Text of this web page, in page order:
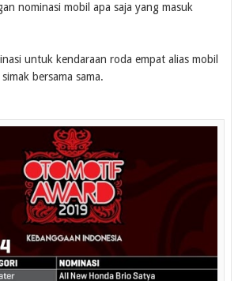
nominasi mobil apa saja yang masuk
untuk kendaraan roda empat alias mobil
bersama sama.